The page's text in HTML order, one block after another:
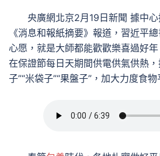
央廣網北京2月19日新聞 據中
《消息和報紙摘要》報道，習近平
心愿，就是大師都能歡歡樂喜過好
在保證節每日天期間供電供氣供熱，
子”“米袋子”“果盤子”，加大力度食物